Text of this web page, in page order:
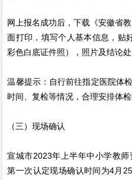
网上报名成功后，下载《安徽省
面打印，填写个人基本信息，贴
彩色白底证件照），照片及结论处
温馨提示：自行前往指定医院体
时间、复检等情况，合理安排体
（三）现场确认
宣城市2023年上半年中小学教师
第一次认定现场确认时间为4月